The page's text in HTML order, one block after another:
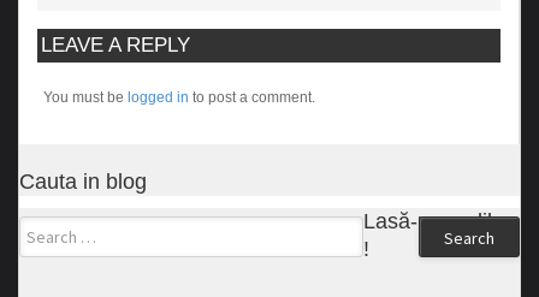
LEAVE A REPLY
You must be logged in to post a comment.
Cauta in blog
Search
Lasă-ne un like
!